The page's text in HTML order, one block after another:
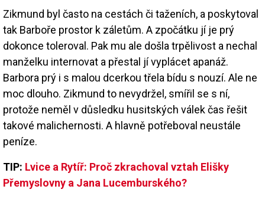
Zikmund byl často na cestách či taženích, a poskytoval
tak Barboře prostor k záletům. A zpočátku jí je prý
dokonce toleroval. Pak mu ale došla trpělivost a nechal
manželku internovat a přestal jí vyplácet apanáž.
Barbora prý i s malou dcerkou třela bídu s nouzí. Ale ne
moc dlouho. Zikmund to nevydržel, smířil se s ní,
protože neměl v důsledku husitských válek čas řešit
takové malichernosti. A hlavně potřeboval neustále
peníze.
TIP: Lvice a Rytíř: Proč zkrachoval vztah Elišky
Přemyslovny a Jana Lucemburského?